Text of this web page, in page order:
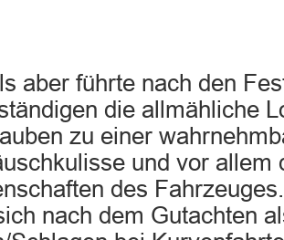
aber führte nach den
die allmähliche
zu einer
und vor allem
des
nach dem Gutachten